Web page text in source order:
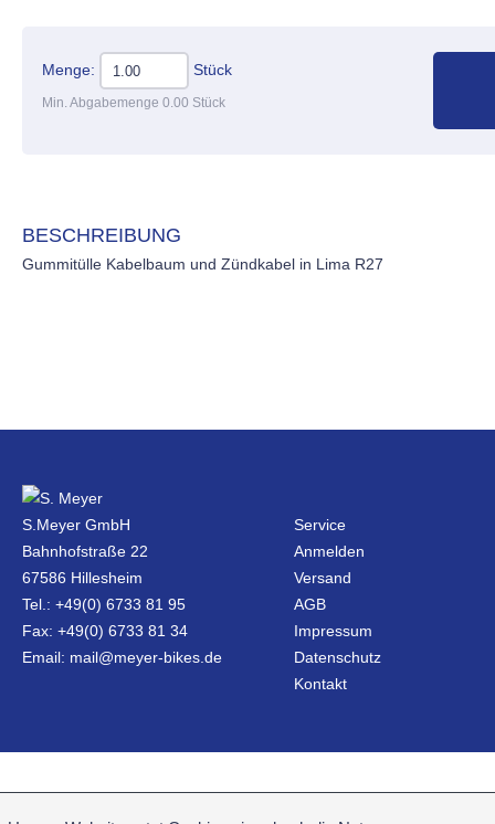
Menge: Stück
Min. Abgabemenge 0.00 Stück
BESCHREIBUNG
Gummitülle Kabelbaum und Zündkabel in Lima R27
S.Meyer GmbH
Bahnhofstraße 22
67586 Hillesheim
Tel.: +49(0) 6733 81 95
Fax: +49(0) 6733 81 34
Email: mail@meyer-bikes.de
Service
Anmelden
Versand
AGB
Impressum
Datenschutz
Kontakt